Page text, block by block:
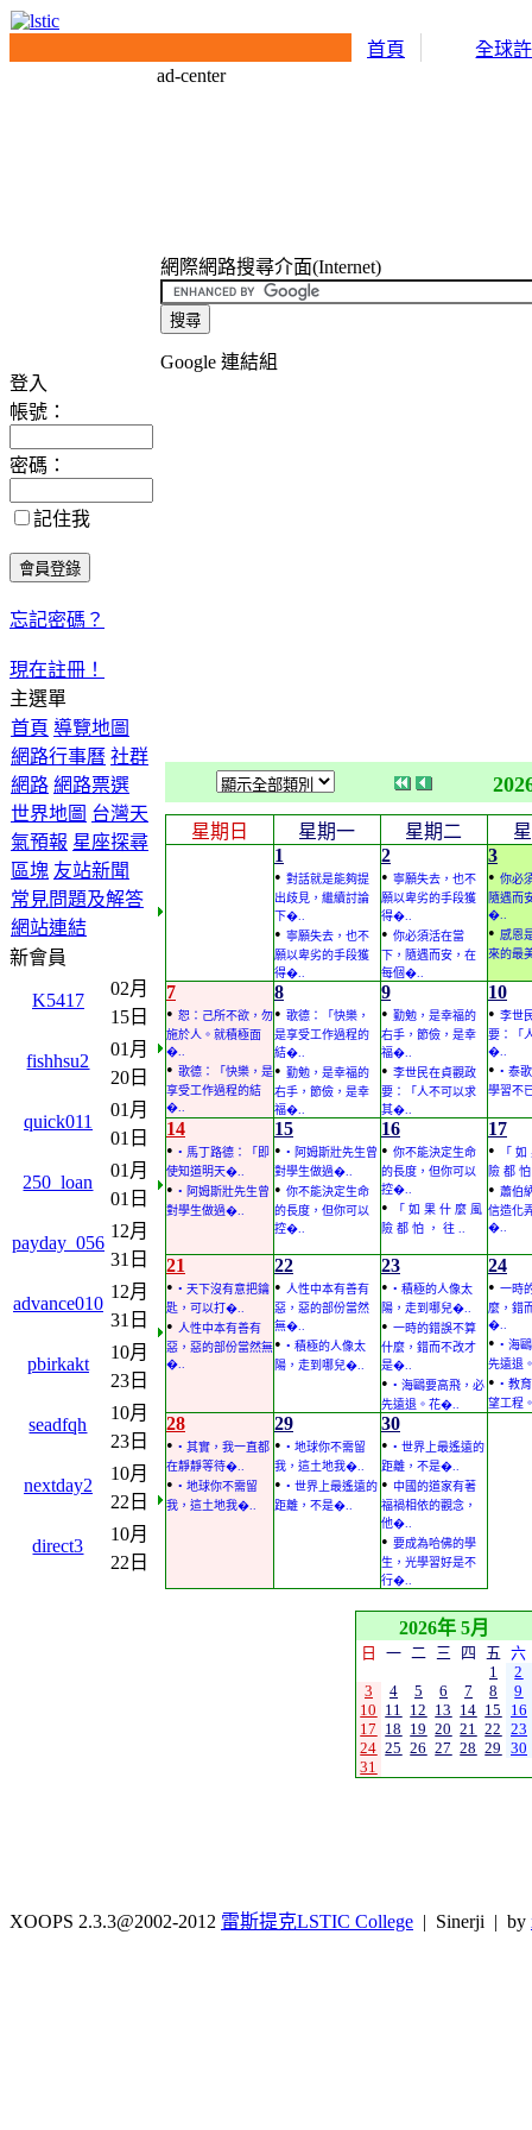
首頁 全球
登入
帳號：
密碼：
記住我
忘記密碼？
現在註冊！
主選單
首頁 導覽地圖
網路行事曆 社群
網路 網路票選
世界地圖 台灣天
氣預報 星座探尋
區塊 友站新聞
常見問題及解答
網站連結
新會員
K5417
02月
15日
fishhsu2
01月
20日
quick011
01月
01日
250_loan
01月
01日
payday_056
12月
31日
advance010
12月
31日
pbirkakt
10月
23日
seadfqh
10月
23日
nextday2
10月
22日
direct3
10月
22日
ad-center
網際網路搜尋介面(Internet)
Google 連結組
星期日 星期一 星期二
1
• 對話就是能夠提
出歧見，繼續討論
下�..
• 寧願失去，也不
願以卑劣的手段獲
得�..
2
• 寧願失去，也不
願以卑劣的手段獲
得�..
• 你必須活在當
下，隨遇而安，在
每個�..
3
• 你必
隨遇而
�..
• 感恩
來的最
7
• 恕：己所不欲，勿
施於人。就積極面
�..
• 歌德：「快樂，是
享受工作過程的結
�..
8
• 歌德：「快樂，
是享受工作過程的
結�..
• 勤勉，是幸福的
右手，節儉，是幸
福�..
9
• 勤勉，是幸福的
右手，節儉，是幸
福�..
• 李世民在貞觀政
要：「人不可以求
其�..
10
• 李世
要：「
�..
• • 泰
學習不
14
• • 馬丁路德：「即
使知道明天�..
• • 阿姆斯壯先生曾
對學生做過�..
15
• • 阿姆斯壯先生曾
對學生做過�..
• 你不能決定生命
的長度，但你可以
控�..
16
• 你不能決定生命
的長度，但你可以
控�..
•
「 如 果 什 麼 風
險 都 怕 ， 往 ..
17
•
「
險 都
• 蕭伯
信造化
�..
21
• • 天下沒有意把鑰
匙，可以打�..
• 人性中本有善有
惡，惡的部份當然無
�..
22
• 人性中本有善有
惡，惡的部份當然
無�..
• • 積極的人像太
陽，走到哪兒�..
23
• • 積極的人像太
陽，走到哪兒�..
• 一時的錯誤不算
什麼，錯而不改才
是�..
• • 海鷗要高飛，必
先遠退。花�..
24
• 一時
麼，錯
�..
• • 海
先遠退
• • 教
望工程
28
• • 其實，我一直都
在靜靜等待�..
• • 地球你不需留
我，這土地我�..
29
• • 地球你不需留
我，這土地我�..
• • 世界上最遙遠的
距離，不是�..
30
• • 世界上最遙遠的
距離，不是�..
• 中國的道家有著
福禍相依的觀念，
他�..
• 要成為哈佛的學
生，光學習好是不
行�..
2026年 5月
日 一 二 三 四 五
六
1
2
3
4 5 6 7 8
9
10 11 12 13 14 15
16
17 18 19 20 21 22 23
24 25 26 27 28 29 30
31
XOOPS 2.3.3@2002-2012 雷斯提克LSTIC College | Sinerji | by